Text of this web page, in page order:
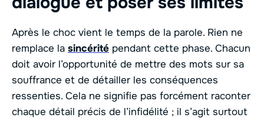
Après le choc vient le temps de la parole. Rien ne
remplace la sincérité pendant cette phase. Chacun
doit avoir l’opportunité de mettre des mots sur sa
souffrance et de détailler les conséquences
ressenties. Cela ne signifie pas forcément raconter
chaque détail précis de l’infidélité ; il s’agit surtout